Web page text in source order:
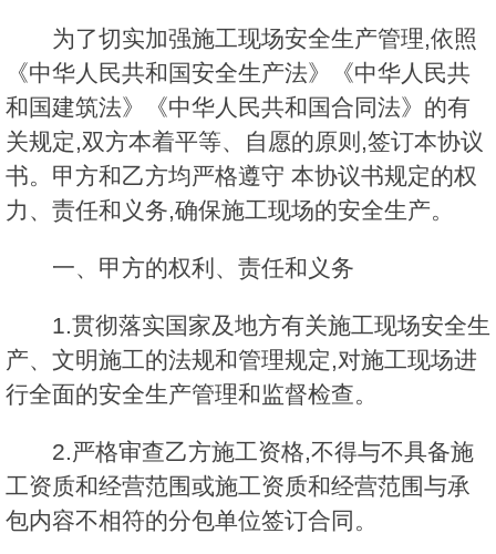
为了切实加强施工现场安全生产管理,依照
《中华人民共和国安全生产法》《中华人民共
和国建筑法》《中华人民共和国合同法》的有
关规定,双方本着平等、自愿的原则,签订本协议
书。甲方和乙方均严格遵守 本协议书规定的权
力、责任和义务,确保施工现场的安全生产。
一、甲方的权利、责任和义务
1.贯彻落实国家及地方有关施工现场安全生
产、文明施工的法规和管理规定,对施工现场进
行全面的安全生产管理和监督检查。
2.严格审查乙方施工资格,不得与不具备施
工资质和经营范围或施工资质和经营范围与承
包内容不相符的分包单位签订合同。